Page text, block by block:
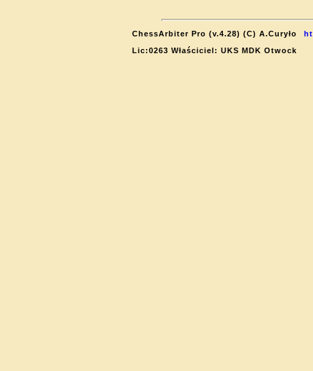
ChessArbiter Pro (v.4.28) (C) A.Curyło
Lic:0263 Właściciel: UKS MDK Otwock